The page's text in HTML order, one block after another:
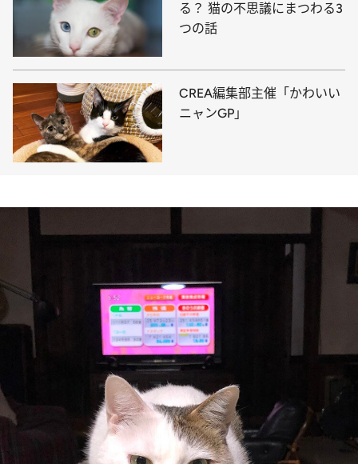
る？ 猫の不思議にまつわる3
つの話
CREA編集部主催「かわいい
ニャンGP」